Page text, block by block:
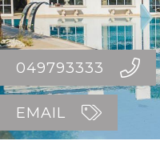
049793333
EMAIL